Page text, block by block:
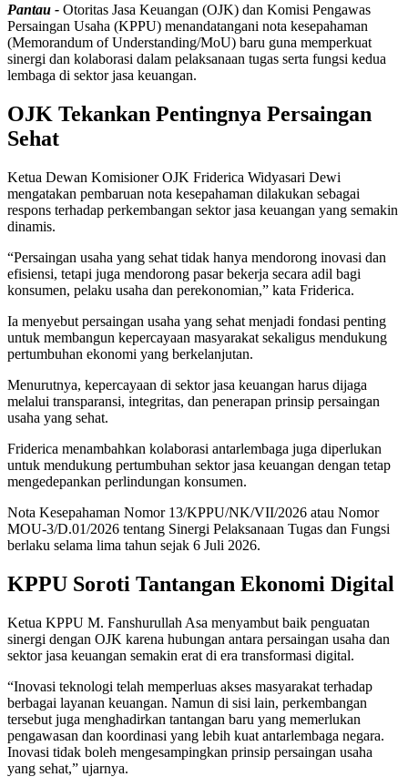
Pantau - Otoritas Jasa Keuangan (OJK) dan Komisi Pengawas
Persaingan Usaha (KPPU) menandatangani nota kesepahaman
(Memorandum of Understanding/MoU) baru guna memperkuat
sinergi dan kolaborasi dalam pelaksanaan tugas serta fungsi kedua
lembaga di sektor jasa keuangan.
OJK Tekankan Pentingnya Persaingan
Sehat
Ketua Dewan Komisioner OJK Friderica Widyasari Dewi
mengatakan pembaruan nota kesepahaman dilakukan sebagai
respons terhadap perkembangan sektor jasa keuangan yang semakin
dinamis.
“Persaingan usaha yang sehat tidak hanya mendorong inovasi dan
efisiensi, tetapi juga mendorong pasar bekerja secara adil bagi
konsumen, pelaku usaha dan perekonomian,” kata Friderica.
Ia menyebut persaingan usaha yang sehat menjadi fondasi penting
untuk membangun kepercayaan masyarakat sekaligus mendukung
pertumbuhan ekonomi yang berkelanjutan.
Menurutnya, kepercayaan di sektor jasa keuangan harus dijaga
melalui transparansi, integritas, dan penerapan prinsip persaingan
usaha yang sehat.
Friderica menambahkan kolaborasi antarlembaga juga diperlukan
untuk mendukung pertumbuhan sektor jasa keuangan dengan tetap
mengedepankan perlindungan konsumen.
Nota Kesepahaman Nomor 13/KPPU/NK/VII/2026 atau Nomor
MOU-3/D.01/2026 tentang Sinergi Pelaksanaan Tugas dan Fungsi
berlaku selama lima tahun sejak 6 Juli 2026.
KPPU Soroti Tantangan Ekonomi Digital
Ketua KPPU M. Fanshurullah Asa menyambut baik penguatan
sinergi dengan OJK karena hubungan antara persaingan usaha dan
sektor jasa keuangan semakin erat di era transformasi digital.
“Inovasi teknologi telah memperluas akses masyarakat terhadap
berbagai layanan keuangan. Namun di sisi lain, perkembangan
tersebut juga menghadirkan tantangan baru yang memerlukan
pengawasan dan koordinasi yang lebih kuat antarlembaga negara.
Inovasi tidak boleh mengesampingkan prinsip persaingan usaha
yang sehat,” ujarnya.